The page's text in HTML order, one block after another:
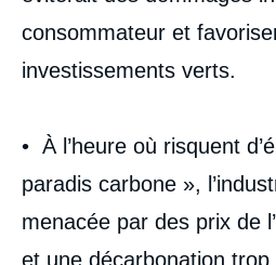
consommateur et
investissements verts.
• À l’heure où risquent
paradis carbone »,
menacée par des prix de
et une décarbonation trop